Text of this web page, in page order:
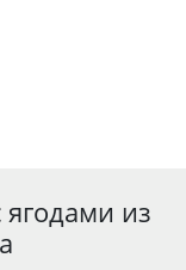
ягодами из